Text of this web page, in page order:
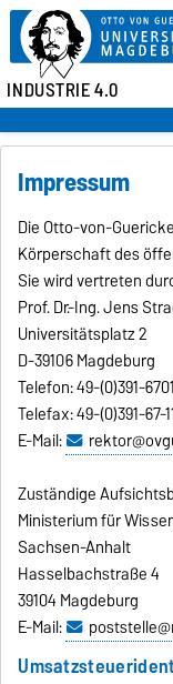
INDUSTRIE 4.0
Impressum
Die Otto-von-
Körperschaft des
Sie wird vertreten
Prof. Dr.-Ing. Jens
Universitätsplatz 2
D-39106 Magdeburg
Telefon: 49-(0)391-
Telefax: 49-(0)391-67-
E-Mail:
Zuständige
Ministerium für
Sachsen-Anhalt
Hasselbachstraße 4
39104 Magdeburg
E-Mail: